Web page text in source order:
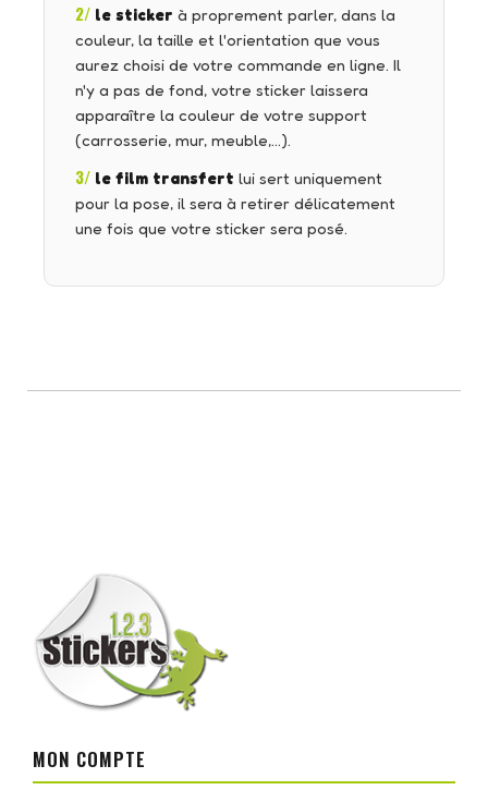
2/ le sticker à proprement parler, dans la
couleur, la taille et l'orientation que vous
aurez choisi de votre commande en ligne. Il
n'y a pas de fond, votre sticker laissera
apparaître la couleur de votre support
(carrosserie, mur, meuble,…).
3/ le film transfert lui sert uniquement
pour la pose, il sera à retirer délicatement
une fois que votre sticker sera posé.
MON COMPTE